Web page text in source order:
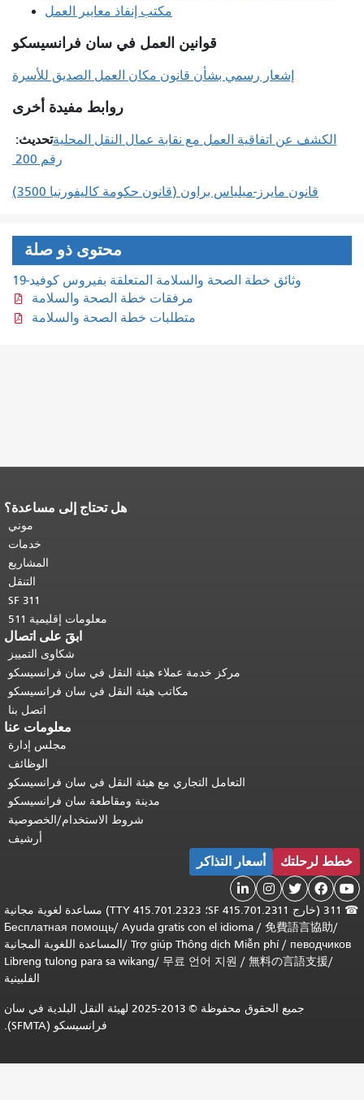
مكتب إنفاذ معايير العمل
قوانين العمل في سان فرانسيسكو
إشعار رسمي بشأن قانون مكان العمل الصديق للأسرة
روابط مفيدة أخرى
تحديث:الكشف عن اتفاقية العمل مع نقابة عمال النقل المحلية
رقم 200
قانون مايرز-ميلياس براون (قانون حكومة كاليفورنيا 3500)
محتوى ذو صلة
وثائق خطة الصحة والسلامة المتعلقة بفيروس كوفيد-19
مرفقات خطة الصحة والسلامة
متطلبات خطة الصحة والسلامة
هل تحتاج إلى مساعدة؟
موني
خدمات
المشاريع
التنقل
SF 311
معلومات إقليمية 511
ابقَ على اتصال
شكاوى التمييز
مركز خدمة عملاء هيئة النقل في سان فرانسيسكو
مكاتب هيئة النقل في سان فرانسيسكو
اتصل بنا
معلومات عنا
مجلس إدارة
الوظائف
التعامل التجاري مع هيئة النقل في سان فرانسيسكو
مدينة ومقاطعة سان فرانسيسكو
شروط الاستخدام/الخصوصية
أرشيف
خطط لرحلتك أسعار التذاكر





☎
311 (خارج SF 415.701.2311؛ TTY 415.701.2323) مساعدة لغوية مجانية
/
免費語言協助
/
Ayuda gratis con el idioma
/
Бесплатная помощь
певодчиков
/
Trợ giúp Thông dịch Miễn phí
/المساعدة اللغوية المجانية
/
無料の言語支援
/
무료 언어 지원
/
Libreng tulong para sa wikang
الفلبينية
جميع الحقوق محفوظة © 2013-2025 لهيئة النقل البلدية في سان
فرانسيسكو (SFMTA).